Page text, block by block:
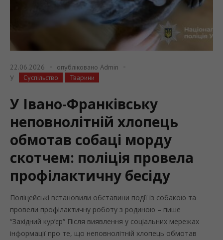
22.06.2026 опубліковано Admin
У
Суспільство Тварини
У Івано-Франківську
неповнолітній хлопець
обмотав собаці морду
скотчем: поліція провела
профілактичну бесіду
Поліцейські встановили обставини події із собакою та
провели профілактичну роботу з родиною – пише
“Західний кур’єр“ Після виявлення у соціальних мережах
інформації про те, що неповнолітній хлопець обмотав